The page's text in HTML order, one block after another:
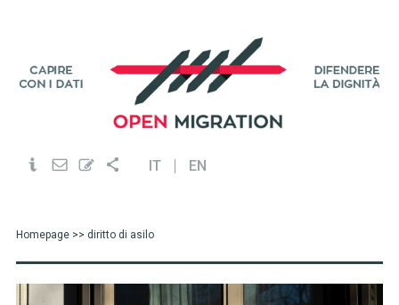
IT EN
Homepage>> diritto di asilo